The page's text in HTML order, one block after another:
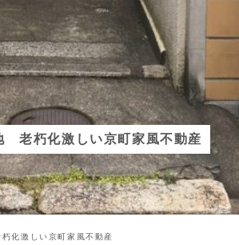
老朽化激しい京町家風不動産
化激しい京町家風不動産